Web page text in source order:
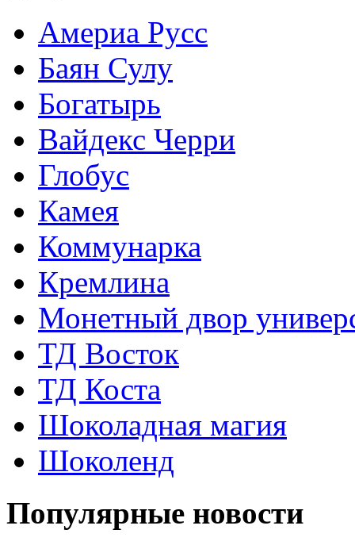
Америа Русс
Баян Сулу
Богатырь
Вайдекс Черри
Глобус
Камея
Коммунарка
Кремлина
Монетный двор
ТД Восток
ТД Коста
Шоколадная магия
Шоколенд
Популярные новости